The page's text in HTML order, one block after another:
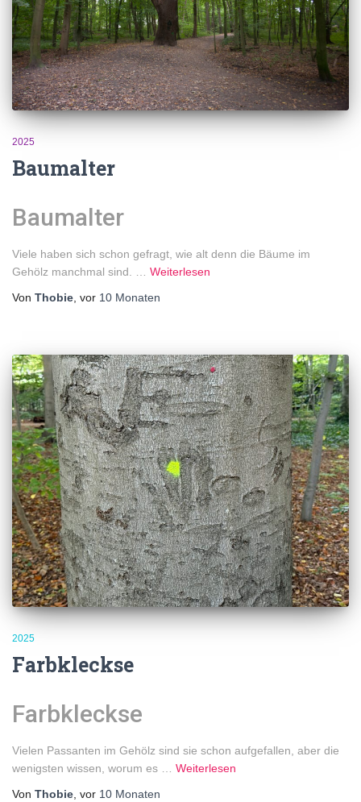
2025
Baumalter
Baumalter
Viele haben sich schon gefragt, wie alt denn die Bäume im
Gehölz manchmal sind. … Weiterlesen
Von Thobie , vor 10 Monaten
2025
Farbkleckse
Farbkleckse
Vielen Passanten im Gehölz sind sie schon aufgefallen, aber die
wenigsten wissen, worum es
Weiterlesen
Von Thobie , vor 10 Monaten